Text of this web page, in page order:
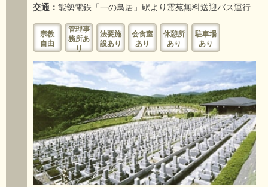
交通： 能勢電鉄「一の鳥居」駅より霊苑無料送迎バス運行
宗教
自由
管理事
務所あ
り
法要施
設あり
会食室
あり
休憩所
あり
駐車場
あり